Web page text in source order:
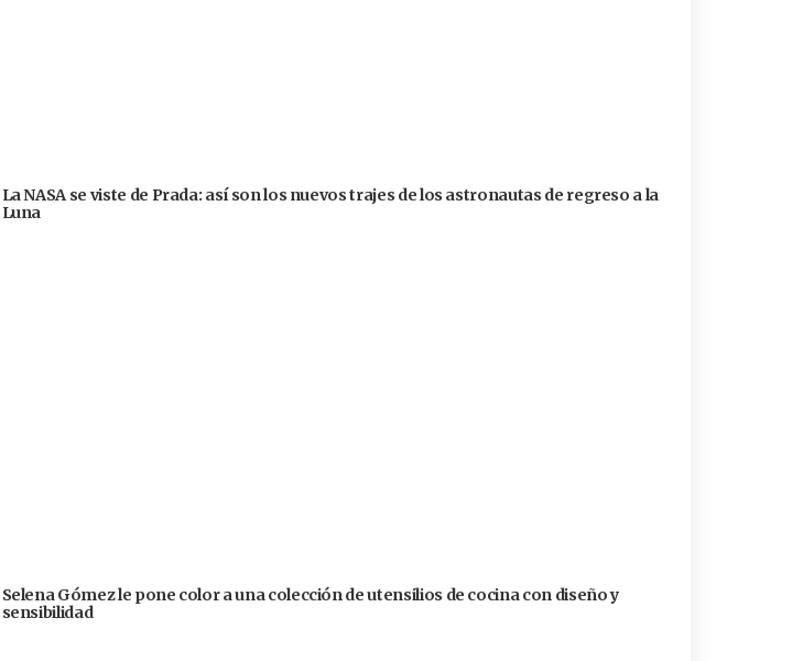
La NASA se viste de Prada: así son los nuevos trajes de los astronautas de regreso a la
Luna
Selena Gómez le pone color a una colección de utensilios de cocina con diseño y
sensibilidad